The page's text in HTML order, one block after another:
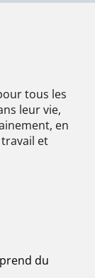
tous les
leur vie,
en
et
du